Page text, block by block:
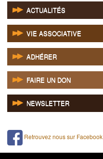
ACTUALITÉS
VIE ASSOCIATIVE
ADHÉRER
FAIRE UN DON
NEWSLETTER
Retrouvez nous sur Facebook